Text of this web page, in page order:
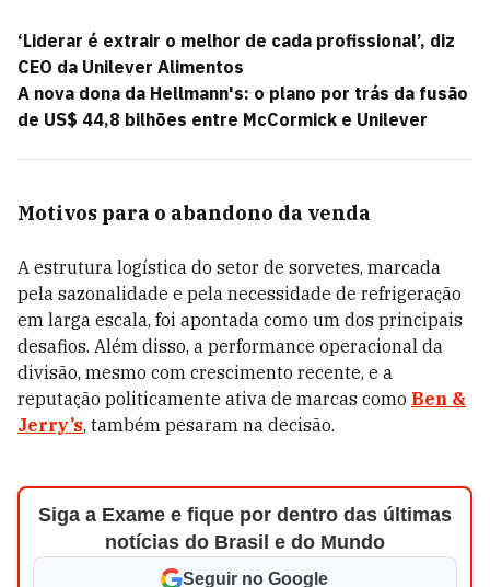
‘Liderar é extrair o melhor de cada profissional’, diz
CEO da Unilever Alimentos
A nova dona da Hellmann's: o plano por trás da fusão
de US$ 44,8 bilhões entre McCormick e Unilever
Motivos para o abandono da venda
A estrutura logística do setor de sorvetes, marcada
pela sazonalidade e pela necessidade de refrigeração
em larga escala, foi apontada como um dos principais
desafios. Além disso, a performance operacional da
divisão, mesmo com crescimento recente, e a
reputação politicamente ativa de marcas como Ben &
Jerry’s, também pesaram na decisão.
Siga a Exame e fique por dentro das últimas
notícias do Brasil e do Mundo
Seguir no Google